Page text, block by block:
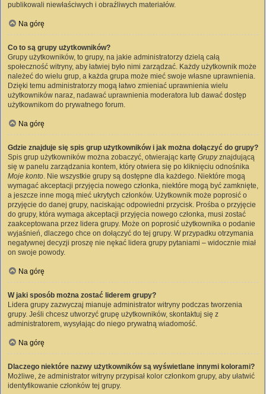
publikowali niewłaściwych i obraźliwych materiałów.
Na górę
Co to są grupy użytkowników?
Grupy użytkowników, to grupy, na jakie administratorzy dzielą całą
społeczność witryny, aby łatwiej było nimi zarządzać. Każdy użytkownik może
należeć do wielu grup, a każda grupa może mieć swoje własne uprawnienia.
Dzięki temu administratorzy mogą łatwo zmieniać uprawnienia wielu
użytkowników naraz, nadawać uprawnienia moderatora lub dawać dostęp
użytkownikom do prywatnego forum.
Na górę
Gdzie znajduje się spis grup użytkowników i jak można dołączyć do grupy?
Spis grup użytkowników można zobaczyć, otwierając kartę Grupyznajdującą
się w panelu zarządzania kontem, który otwiera się po kliknięciu odnośnika
Moje konto. Nie wszystkie grupy są dostępne dla każdego. Niektóre mogą
wymagać akceptacji przyjęcia nowego członka, niektóre mogą być zamknięte,
a jeszcze inne mogą mieć ukrytych członków. Użytkownik może poprosić o
przyjęcie do danej grupy, naciskając odpowiedni przycisk. Prośba o przyjęcie
do grupy, która wymaga akceptacji przyjęcia nowego członka, musi zostać
zaakceptowana przez lidera grupy. Może on poprosić użytkownika o podanie
wyjaśnień, dlaczego chce on dołączyć do tej grupy. W przypadku otrzymania
negatywnej decyzji proszę nie nękać lidera grupy pytaniami – widocznie miał
on swoje powody.
Na górę
W jaki sposób można zostać liderem grupy?
Lidera grupy zazwyczaj mianuje administrator witryny podczas tworzenia
grupy. Jeśli chcesz utworzyć grupę użytkowników, skontaktuj się z
administratorem, wysyłając do niego prywatną wiadomość.
Na górę
Dlaczego niektóre nazwy użytkowników są wyświetlane innymi kolorami?
Możliwe, że administrator witryny przypisał kolor członkom grupy, aby ułatwić
identyfikowanie członków tej grupy.